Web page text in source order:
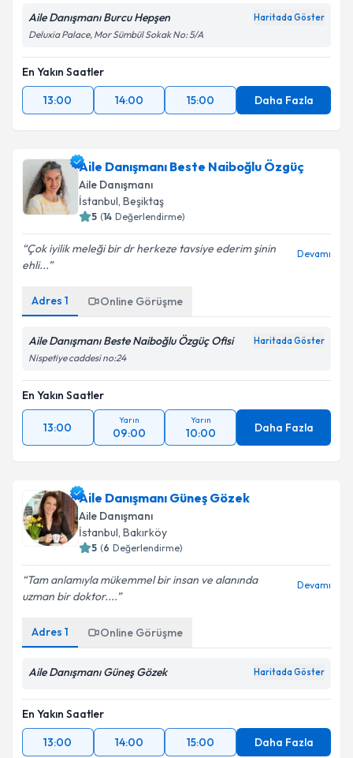
Aile Danışmanı Burcu Hepşen Haritada Göster
Deluxia Palace, Mor Sümbül Sokak No: 5/A
En Yakın Saatler
13:00
14:00 15:00 Daha Fazla
Aile Danışmanı Beste Naiboğlu Özgüç
Aile Danışmanı
İstanbul, Beşiktaş
5 (14 Değerlendirme)
Çok iyilik meleği bir dr herkeze tavsiye ederim şinin
ehli...
Devamı
Adres 1 Online Görüşme
Aile Danışmanı Beste Naiboğlu Özgüç Ofisi Haritada Göster
Nispetiye caddesi no:24
En Yakın Saatler
13:00
Yarın
09:00
Yarın
10:00 Daha Fazla
Aile Danışmanı Güneş Gözek
Aile Danışmanı
İstanbul, Bakırköy
5 (6 Değerlendirme)
Tam anlamıyla mükemmel bir insan ve alanında
uzman bir doktor....
Devamı
Adres 1 Online Görüşme
Aile Danışmanı Güneş Gözek Haritada Göster
En Yakın Saatler
13:00
14:00 15:00 Daha Fazla